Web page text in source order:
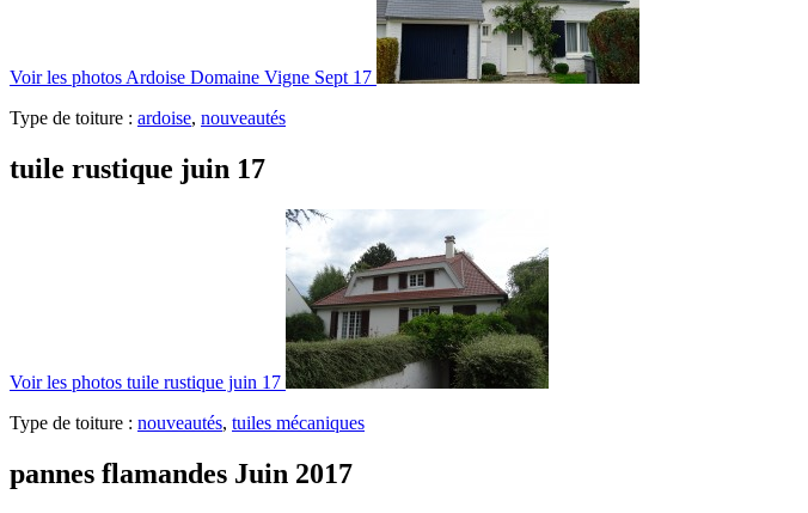
Voir les photosArdoise Domaine Vigne Sept 17
Type de toiture : ardoise, nouveautés
tuile rustique juin 17
Voir les photos tuile rustique juin 17
Type de toiture : nouveautés, tuiles mécaniques
pannes flamandes Juin 2017